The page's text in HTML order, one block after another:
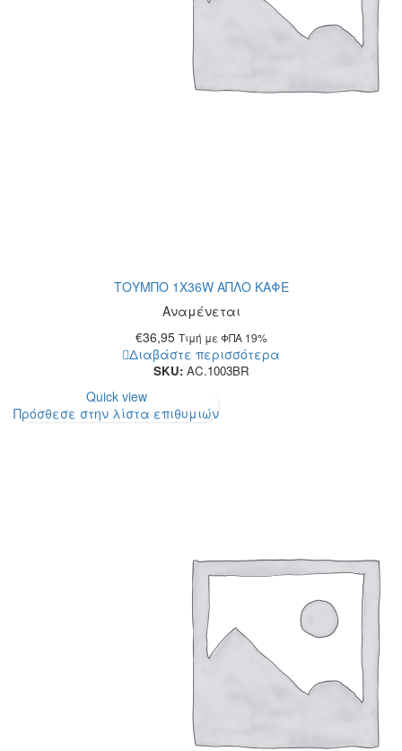
ΤΟΥΜΠΟ 1Χ36W ΑΠΛΟ ΚΑΦΕ
Αναμένεται
€36,95 Τιμή με ΦΠΑ 19%
Διαβάστε περισσότερα
SKU: AC.1003BR
Quick view
Πρόσθεσε στην λίστα επιθυμιών